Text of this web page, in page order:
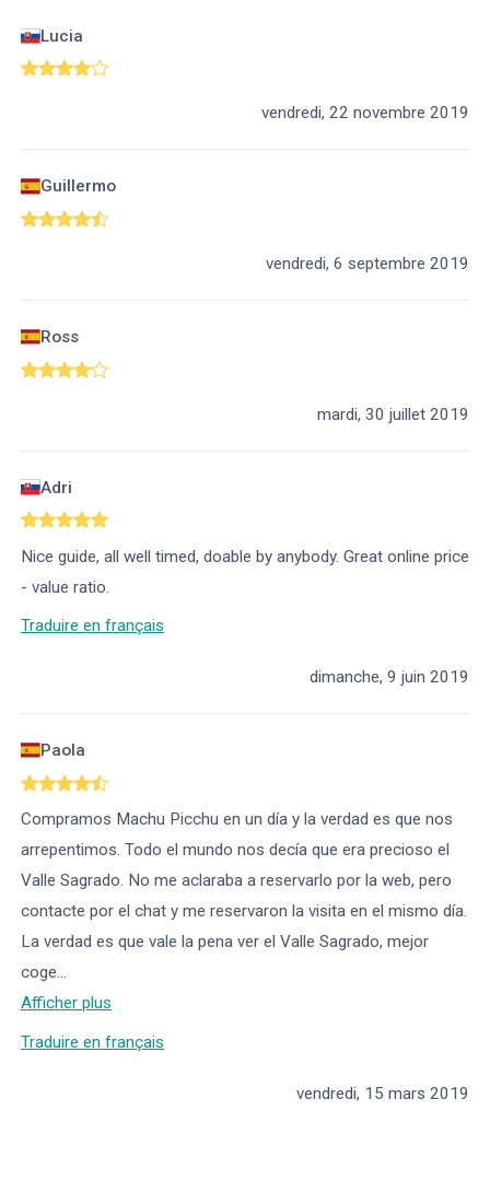
Lucia
vendredi, 22 novembre 2019
Guillermo
vendredi, 6 septembre 2019
Ross
mardi, 30 juillet 2019
Adri
Nice guide, all well timed, doable by anybody. Great online price
- value ratio.
Traduire en français
dimanche, 9 juin 2019
Paola
Compramos Machu Picchu en un día y la verdad es que nos
arrepentimos. Todo el mundo nos decía que era precioso el
Valle Sagrado. No me aclaraba a reservarlo por la web, pero
contacte por el chat y me reservaron la visita en el mismo día.
La verdad es que vale la pena ver el Valle Sagrado, mejor
coge...
Afficher plus
Traduire en français
vendredi, 15 mars 2019